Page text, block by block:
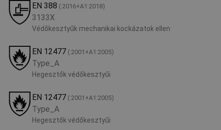
EN 388 (:2016+A1:2018)
3133X
Védőkesztyűk mechanikai kockázatok ellen
EN 12477 (:2001+А1:2005)
Type_A
Hegesztők védőkesztyűi
EN 12477 (:2001+А1:2005)
Type_A
Hegesztők védőkesztyűi